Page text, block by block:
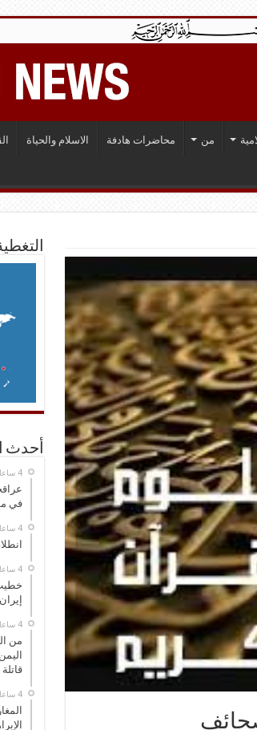
من محاضرات هادفة الاسلام والحياة
أحدث
‏4 ساعات مضت
في
‏4 ساعات مضت
انطلاق
‏4 ساعات مضت
إيران
‏4 ساعات مضت
من
قاتلة
‏4 ساعات مضت